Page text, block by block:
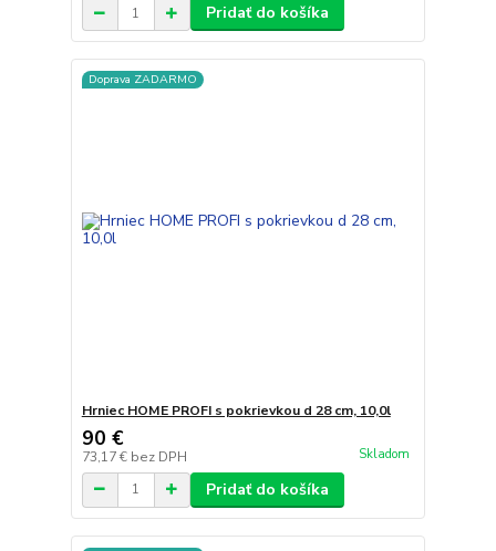
Pridať do košíka
Doprava ZADARMO
Hrniec HOME PROFI s pokrievkou d 28 cm, 10,0l
90 €
73,17 € bez DPH Skladom
Pridať do košíka